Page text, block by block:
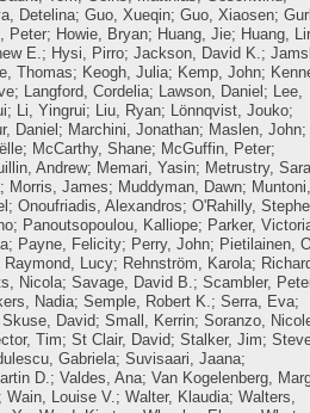
Detelina; Guo, Xueqin; Guo, Xiaosen;
Peter; Howie, Bryan; Huang, Jie; Huang,
E.; Hysi, Pirro; Jackson, David K.;
Thomas; Keogh, Julia; Kemp, John;
; Langford, Cordelia; Lawson, Daniel ; Lee,
; Li, Yingrui; Liu, Ryan; Lönnqvist, Jouko;
Daniel ; Marchini, Jonathan; Maslen, John;
; McCarthy, Shane; McGuffin, Peter;
Andrew; Memari, Yasin; Metrustry,
; Morris, James; Muddyman, Dawn; Muntoni,
; Onoufriadis, Alexandros; O'Rahilly,
; Panoutsopoulou, Kalliope; Parker,
; Payne, Felicity; Perry, John; Pietilainen,
Raymond, Lucy; Rehnström, Karola;
Nicola; Savage, David B.; Scambler,
Nadia; Semple, Robert K.; Serra, Eva;
Skuse, David; Small, Kerrin; Soranzo,
Tim; St Clair, David; Stalker, Jim;
Gabriela; Suvisaari, Jaana;
D.; Valdes, Ana; Van Kogelenberg,
; Wain, Louise V.; Walter, Klaudia; Walters,